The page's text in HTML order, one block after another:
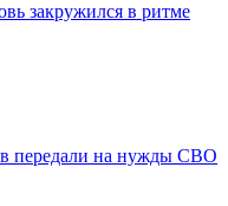
закружился в ритме
передали на нужды СВО